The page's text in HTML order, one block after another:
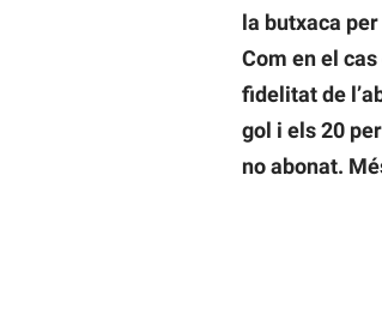
la butxaca
Com en el
fidelitat de
gol i els 20
no abonat.